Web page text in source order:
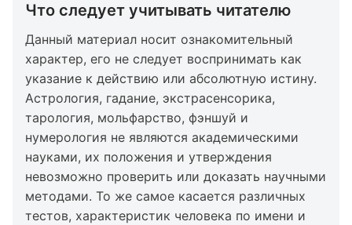
Что следует учитывать читателю
Данный материал носит ознакомительный
характер, его не следует воспринимать как
указание к действию или абсолютную истину.
Астрология, гадание, экстрасенсорика,
тарология, мольфарство, фэншуй и
нумерология не являются академическими
науками, их положения и утверждения
невозможно проверить или доказать научными
методами. То же самое касается различных
тестов, характеристик человека по имени и